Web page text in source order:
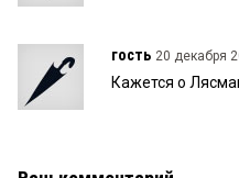
гость 20 декабря
Кажется о